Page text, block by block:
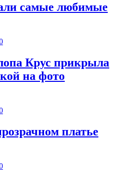
самые любимые
Крус прикрыла
на фото
платье